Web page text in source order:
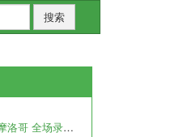
搜索
12月18日 世界杯季军赛 克罗地亚vs摩洛哥 全场录像回放